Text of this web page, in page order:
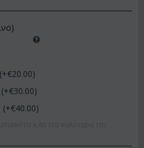
20.00)
30.00)
(+€40.00)